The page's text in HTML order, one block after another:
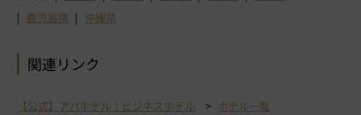
鹿児島県
沖縄県
関連リンク
【公式】アパホテル｜ビジネスホテル ホテル一覧